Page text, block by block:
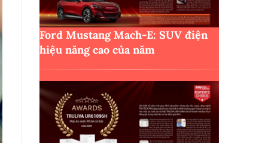
Ford Mustang Mach-E: SUV điện
hiệu năng cao của năm